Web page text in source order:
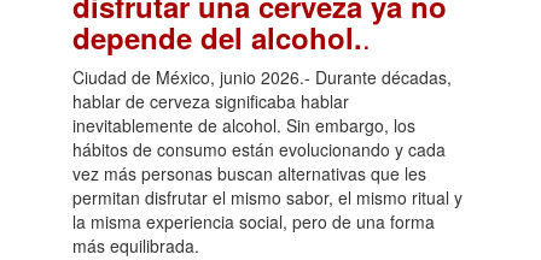
depende del alcohol..
Ciudad de México, junio 2026.- Durante décadas,
hablar de cerveza significaba hablar
inevitablemente de alcohol. Sin embargo, los
hábitos de consumo están evolucionando y cada
vez más personas buscan alternativas que les
permitan disfrutar el mismo sabor, el mismo ritual y
la misma experiencia social, pero de una forma
más equilibrada.